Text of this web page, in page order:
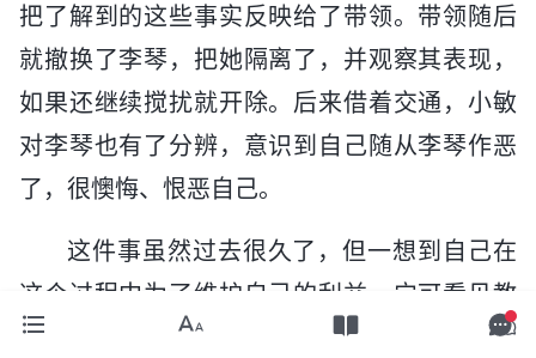
把了解到的这些事实反映给了带领。带领随后
就撤换了李琴，把她隔离了，并观察其表现，
如果还继续搅扰就开除。后来借着交通，小敏
对李琴也有了分辨，意识到自己随从李琴作恶
了，很懊悔、恨恶自己。
这件事虽然过去很久了，但一想到自己在
这个过程中为了维护自己的利益，宁可看见教
会利益受损失也不管，就感觉蒙羞。如果不是